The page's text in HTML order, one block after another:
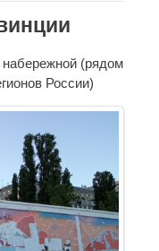
набережной (рядом
России)